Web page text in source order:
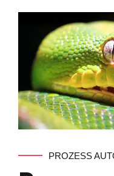
PROZESS